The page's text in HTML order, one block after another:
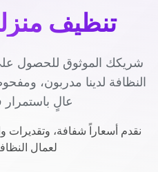
تنظيف
شريكك الموثوق للحصول
النظافة لدينا مدربون،
عالٍ
نقدم أسعاراً شفافة، وتقديرات
لعمال